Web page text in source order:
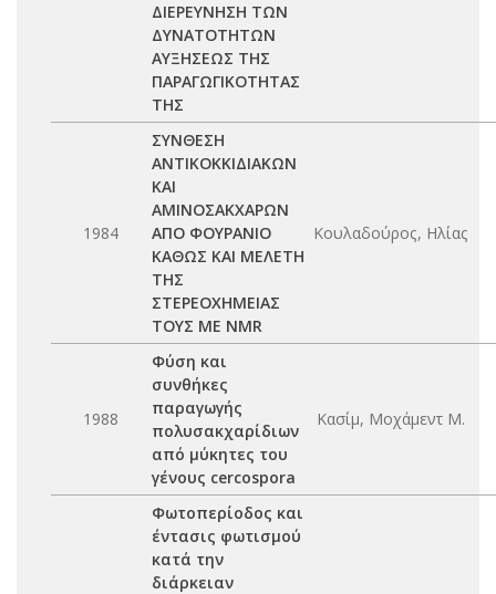
ΔΙΕΡΕΥΝΗΣΗ ΤΩΝ
ΔΥΝΑΤΟΤΗΤΩΝ
ΑΥΞΗΣΕΩΣ ΤΗΣ
ΠΑΡΑΓΩΓΙΚΟΤΗΤΑΣ
ΤΗΣ
1984
ΣΥΝΘΕΣΗ
ΑΝΤΙΚΟΚΚΙΔΙΑΚΩΝ
ΚΑΙ
ΑΜΙΝΟΣΑΚΧΑΡΩΝ
ΑΠΟ ΦΟΥΡΑΝΙΟ
ΚΑΘΩΣ ΚΑΙ ΜΕΛΕΤΗ
ΤΗΣ
ΣΤΕΡΕΟΧΗΜΕΙΑΣ
ΤΟΥΣ ΜΕ NMR
Κουλαδούρος, Ηλίας
1988
Φύση και
συνθήκες
παραγωγής
πολυσακχαρίδιων
από μύκητες του
γένους cercospora
Κασίμ, Μοχάμεντ Μ.
Φωτοπερίοδος και
έντασις φωτισμού
κατά την
διάρκειαν